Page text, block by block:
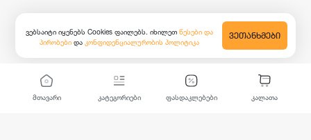
მთავარი კატეგორიები ფასდაკლებები კალათა
ვებსაიტი იყენებს Cookies ფაილებს. იხილეთ წესები და
პირობები და კონფიდენციალურობის პოლიტიკა
ᲕᲔᲗᲐᲜᲮᲛᲔᲑᲘ